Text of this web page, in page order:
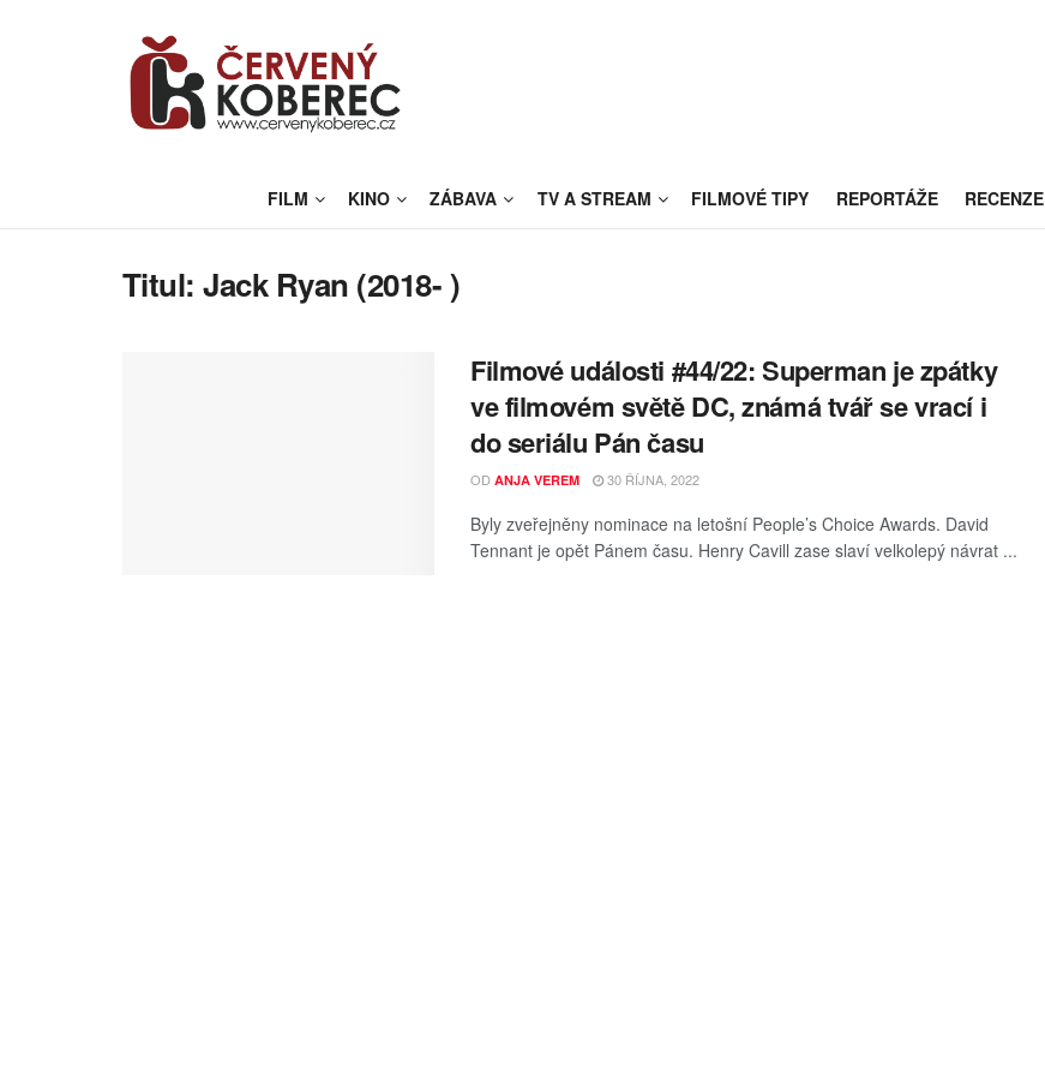
FILM KINO ZÁBAVA TV A STREAM FILMOVÉ TIPY REPORTÁŽE RECENZE
Titul:Jack Ryan (2018- )
Filmové události #44/22: Superman je zpátky
ve filmovém světě DC, známá tvář se vrací i
do seriálu Pán času
OD ANJA VEREM 30 ŘÍJNA, 2022
Byly zveřejněny nominace na letošní People’s Choice Awards. David
Tennant je opět Pánem času. Henry Cavill zase slaví velkolepý návrat ...